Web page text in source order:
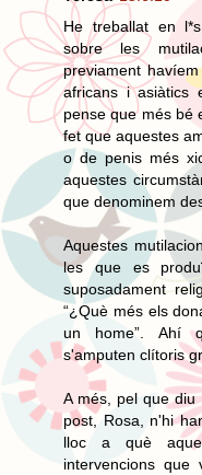
He treballat en
sobre les
previament
africans i asiàtics
pense que més bé
fet que aquestes
o de penis més
aquestes
que denominem
Aquestes
les que es
suposadament
“¿Què més els
un home”. Ahí
s'amputen clítoris
A més, pel que
post, Rosa, n'hi
lloc a què
intervencions que